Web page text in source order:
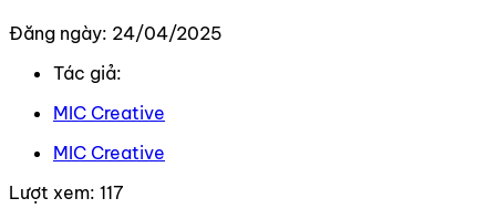
Đăng ngày: 24/04/2025
Tác giả:
MIC Creative
MIC Creative
Lượt xem: 117